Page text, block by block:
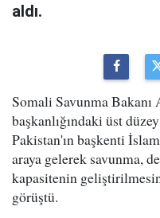
aldı.
Somali Savunma
başkanlığındaki üst
Pakistan'ın başkenti
araya gelerek savunma,
kapasitenin
görüştü.